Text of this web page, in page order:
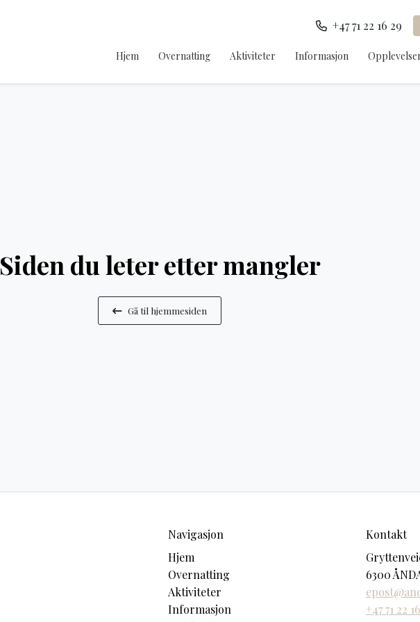
+47 71 22 16 29
Hjem Overnatting Aktiviteter Informasjon
Siden du leter etter mangler
Gå til hjemmesiden
Navigasjon
Hjem
Overnatting
Aktiviteter
Informasjon
Kontakt
6300
+47 71 22